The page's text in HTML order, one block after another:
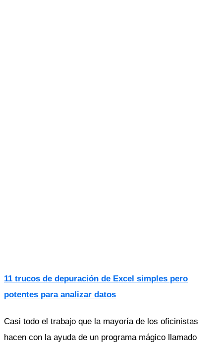
11 trucos de depuración de Excel simples pero
potentes para analizar datos
Casi todo el trabajo que la mayoría de los oficinistas
hacen con la ayuda de un programa mágico llamado